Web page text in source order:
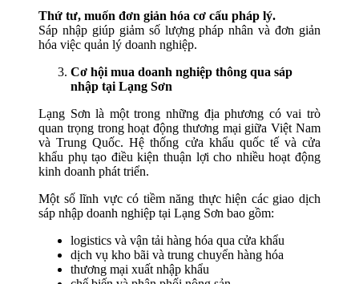
Thứ tư, muốn đơn giản hóa cơ cấu pháp lý.
Sáp nhập giúp giảm số lượng pháp nhân và đơn giản
hóa việc quản lý doanh nghiệp.
Cơ hội mua doanh nghiệp thông qua sáp
nhập tại Lạng Sơn
Lạng Sơn là một trong những địa phương có vai trò
quan trọng trong hoạt động thương mại giữa Việt Nam
và Trung Quốc. Hệ thống cửa khẩu quốc tế và cửa
khẩu phụ tạo điều kiện thuận lợi cho nhiều hoạt động
kinh doanh phát triển.
Một số lĩnh vực có tiềm năng thực hiện các giao dịch
sáp nhập doanh nghiệp tại Lạng Sơn bao gồm:
logistics và vận tải hàng hóa qua cửa khẩu
dịch vụ kho bãi và trung chuyển hàng hóa
thương mại xuất nhập khẩu